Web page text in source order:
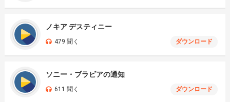
ノキア デスティニー
479 聞く ダウンロード
ソニー・ブラビアの通知
611 聞く ダウンロード